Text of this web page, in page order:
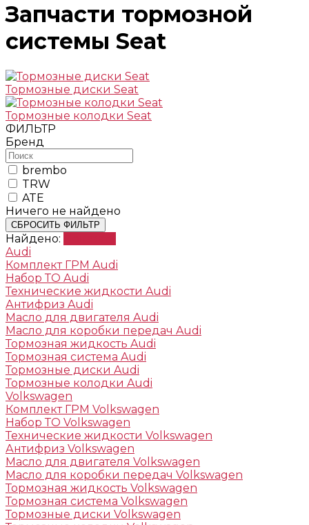
Запчасти тормозной
системы Seat
Тормозные диски Seat
Тормозные колодки Seat
ФИЛЬТР
Бренд
brembo
TRW
ATE
Ничего не найдено
СБРОСИТЬ ФИЛЬТР
Найдено:
Audi
Комплект ГРМ Audi
Набор ТО Audi
Технические жидкости Audi
Антифриз Audi
Масло для двигателя Audi
Масло для коробки передач Audi
Тормозная жидкость Audi
Тормозная система Audi
Тормозные диски Audi
Тормозные колодки Audi
Volkswagen
Комплект ГРМ Volkswagen
Набор ТО Volkswagen
Технические жидкости Volkswagen
Антифриз Volkswagen
Масло для двигателя Volkswagen
Масло для коробки передач Volkswagen
Тормозная жидкость Volkswagen
Тормозная система Volkswagen
Тормозные диски Volkswagen